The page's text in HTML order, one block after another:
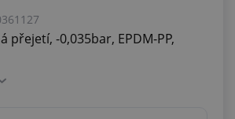
přejetí, -0,035bar, EPDM-PP,